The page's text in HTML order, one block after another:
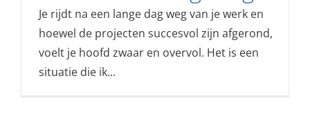
Je rijdt na een lange dag weg van je werk en
hoewel de projecten succesvol zijn afgerond,
voelt je hoofd zwaar en overvol. Het is een
situatie die ik...